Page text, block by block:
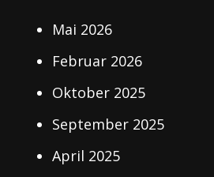
Mai 2026
Februar 2026
Oktober 2025
September 2025
April 2025